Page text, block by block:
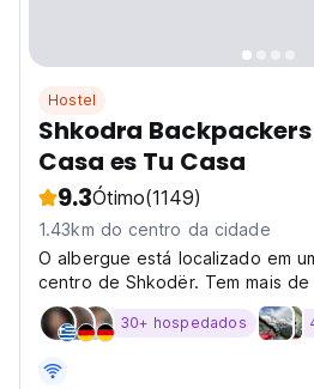
Hostel
Shkodra
Casa es Tu Casa
9.3Ótimo(1149)
1.43km do centro da cidade
O albergue está localizado em
centro de Shkodër. Tem mais
construído por um ancestral
lo com um grande jardim em
permite...
30+ hospedados